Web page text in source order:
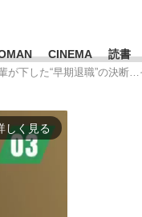
CINEMA 読書
下した“早期退職”の決断
しく見る